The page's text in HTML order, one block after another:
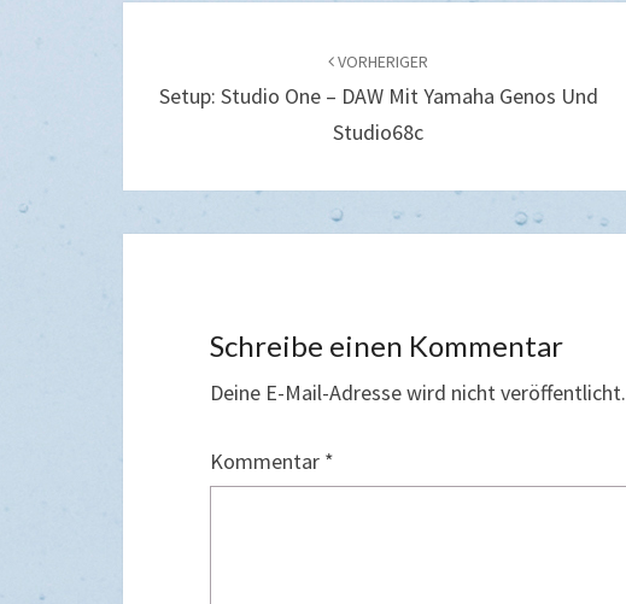
VORHERIGER
Setup: Studio One – DAW Mit Yamaha Genos Und
Studio68c
Schreibe einen Kommentar
Deine E-Mail-Adresse wird nicht veröffentlicht.
Kommentar *